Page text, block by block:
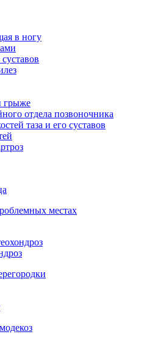
в ногу
грыже
отдела позвоночника
таза и его суставов
местах